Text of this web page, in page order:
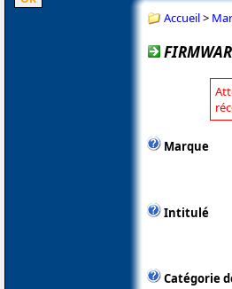
Accueil>
Marque
Intitulé
Catégorie